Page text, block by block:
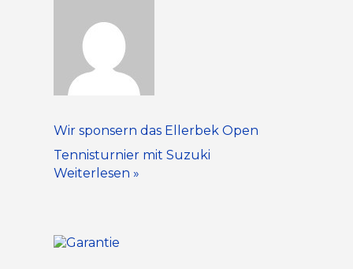
Wir sponsern das Ellerbek Open
Tennisturnier mit Suzuki
Weiterlesen »